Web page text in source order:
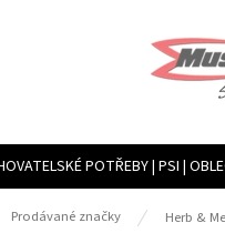
POTŘEBY | PSI |
VLHKOSTI, VENTILACE,
Prodávané značky Herb & Me